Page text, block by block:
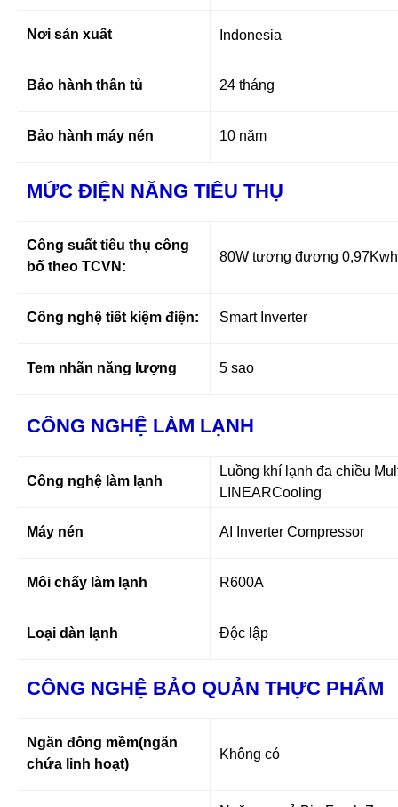
Nơi sản xuất Indonesia
Bảo hành thân tủ 24 tháng
Bảo hành máy nén 10 năm
MỨC ĐIỆN NĂNG TIÊU THỤ
Công suất tiêu thụ công
bố theo TCVN:
80W tương đương
Công nghệ tiết kiệm điện: Smart Inverter
Tem nhãn năng lượng 5 sao
CÔNG NGHỆ LÀM LẠNH
Công nghệ làm lạnh
Luồng khí lạnh đa chiều
LINEARCooling
Máy nén AI Inverter Compressor
Môi chấy làm lạnh R600A
Loại dàn lạnh Độc lập
CÔNG NGHỆ BẢO QUẢN THỰC PHẨM
Ngăn đông mềm(ngăn
chứa linh hoạt)
Không có